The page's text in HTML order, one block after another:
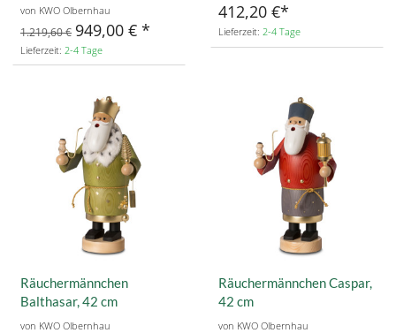
von KWO Olbernhau
1.219,60 € 949,00 €
Lieferzeit: 2-4 Tage
412,20 €
Lieferzeit: 2-4 Tage
Räuchermännchen
Balthasar, 42 cm
von KWO Olbernhau
Räuchermännchen Caspar,
42 cm
von KWO Olbernhau